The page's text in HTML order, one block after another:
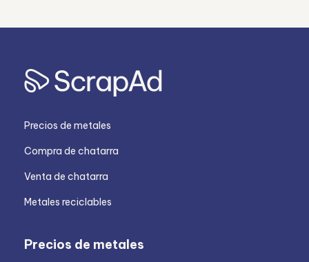
Precios de metales
Compra de chatarra
Venta de chatarra
Metales reciclables
Precios de metales